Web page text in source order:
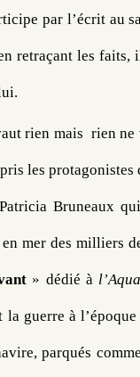
par l’écrit au
retraçant les faits,
rien mais  rien
les
Bruneaux
mer des milliers
» dédié à
la guerre à
parqués